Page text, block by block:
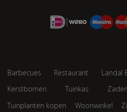
Barbecues Restaurant Landal
Kerstbomen
Tuinkas Zaden
Tuinplanten kopen
Woonwinkel